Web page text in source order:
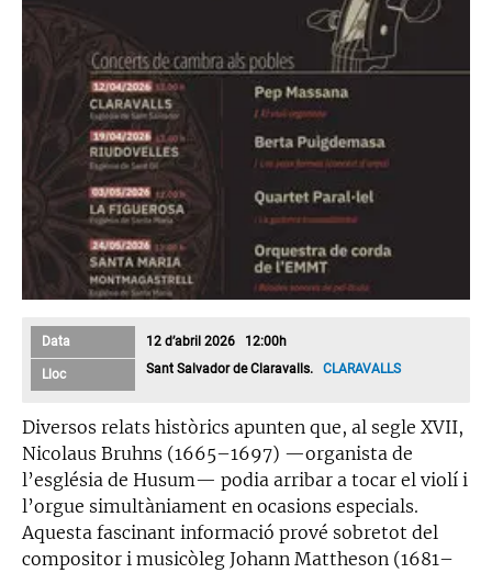
Data 12 d’abril 2026 12:00h
Lloc Sant Salvador de Claravalls.CLARAVALLS
Diversos relats històrics apunten que, al segle XVII,
Nicolaus Bruhns (1665–1697) —organista de
l’església de Husum— podia arribar a tocar el violí i
l’orgue simultàniament en ocasions especials.
Aquesta fascinant informació prové sobretot del
compositor i musicòleg Johann Mattheson (1681–